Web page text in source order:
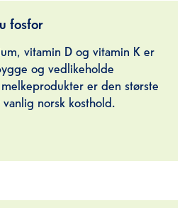
fosfor
vitamin D og vitamin K er
og vedlikeholde
er den største
norsk kosthold.